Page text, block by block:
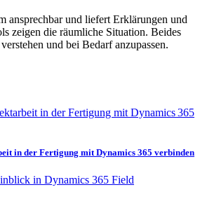
ansprechbar und liefert Erklärungen und
zeigen die räumliche Situation. Beides
und bei Bedarf anzupassen.
in der Fertigung mit Dynamics 365 verbinden